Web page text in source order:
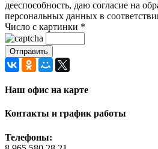
дееспособность, даю согласие на
персональных данных в
Число с картинки *
Наш офис на карте
Контакты и график работы
Телефоны: